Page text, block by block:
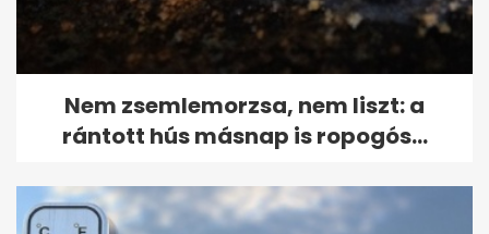
Nem zsemlemorzsa, nem liszt: a
rántott hús másnap is ropogós...